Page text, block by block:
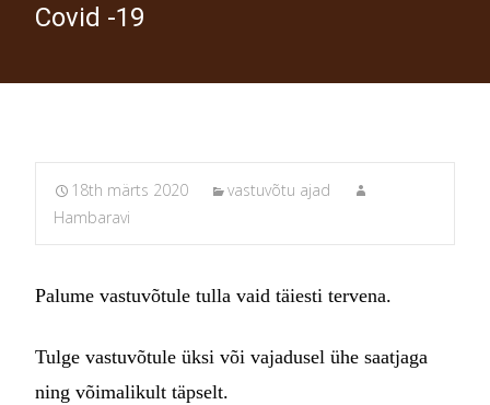
Covid -19
18th märts 2020
vastuvõtu ajad
Hambaravi
Palume vastuvõtule tulla vaid täiesti tervena.
Tulge vastuvõtule üksi või vajadusel ühe saatjaga
ning võimalikult täpselt.